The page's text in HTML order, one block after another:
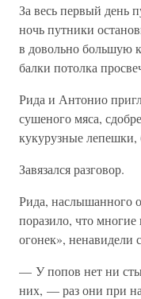
За весь первый день
ночь путники
в довольно большую
балки потолка
Рида и Антонио
сушеного мяса,
кукурузные
Завязался разговор.
Рида, наслышанного
поразило, что многие
огонек», ненавидели
— У попов нет ни
них, — раз они при